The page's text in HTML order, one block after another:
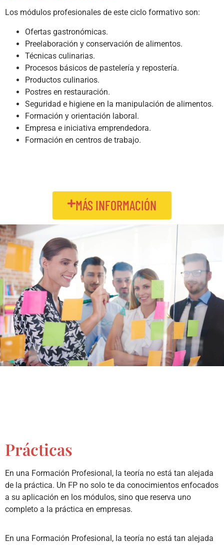
Los módulos profesionales de este ciclo formativo son:
Ofertas gastronómicas.
Preelaboración y conservación de alimentos.
Técnicas culinarias.
Procesos básicos de pastelería y repostería.
Productos culinarios.
Postres en restauración.
Seguridad e higiene en la manipulación de alimentos.
Formación y orientación laboral.
Empresa e iniciativa emprendedora.
Formación en centros de trabajo.
MÁS INFORMACIÓN
Prácticas
En una Formación Profesional, la teoría no está tan alejada
de la práctica. Un FP no solo te da conocimientos enfocados
a su aplicación en los módulos, sino que reserva uno
completo a la práctica en empresas.
En una Formación Profesional, la teoría no está tan alejada